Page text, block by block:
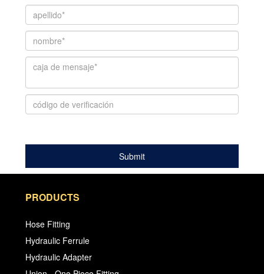
PRODUCTS
Hose Fitting
Hydraulic Ferrule
Hydraulic Adapter